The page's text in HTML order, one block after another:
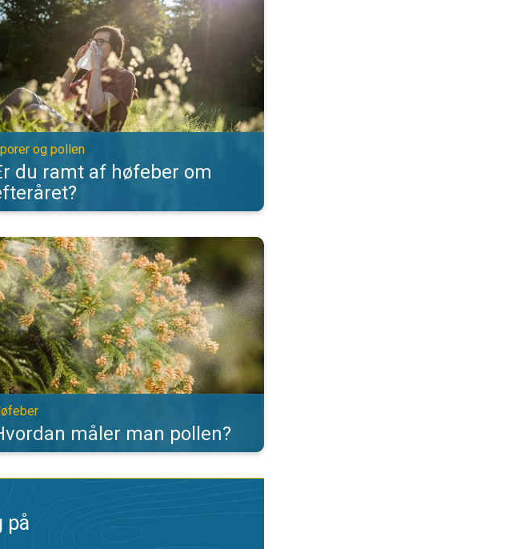
og pollen
du ramt af høfeber om
måler man pollen?. Høfeber. . .
måler man pollen?
på